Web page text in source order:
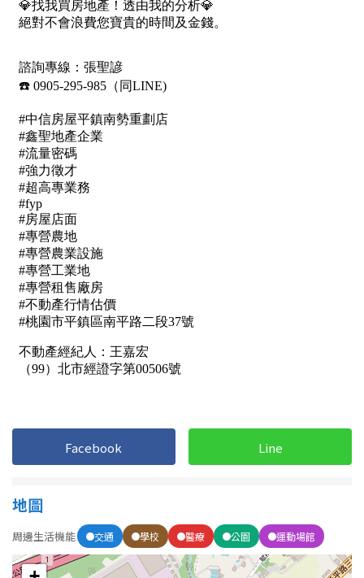
~
格局
不拘
2房
4房
屋齡
不拘
20-30 年
Facebook Line
地圖
周邊生活機能 交通 學校 醫療 公園 運動場館